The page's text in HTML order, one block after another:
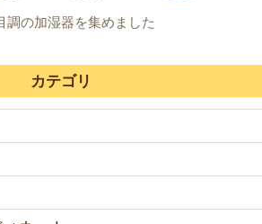
調の加湿器を集めました
カテゴリ